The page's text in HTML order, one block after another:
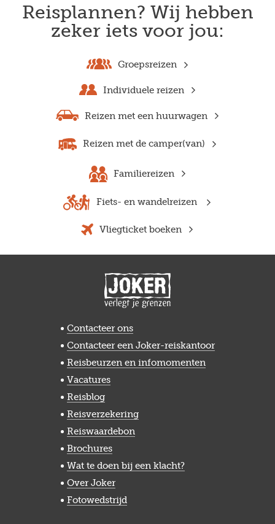
Reisplannen? Wij hebben
zeker iets voor jou:
Groepsreizen
Individuele reizen
Reizen met een huurwagen
Reizen met de camper(van)
Familiereizen
Fiets- en wandelreizen
Vliegticket boeken
Contacteer ons
Contacteer een Joker-reiskantoor
Reisbeurzen en infomomenten
Vacatures
Reisblog
Reisverzekering
Reiswaardebon
Brochures
Wat te doen bij een klacht?
Over Joker
Fotowedstrijd